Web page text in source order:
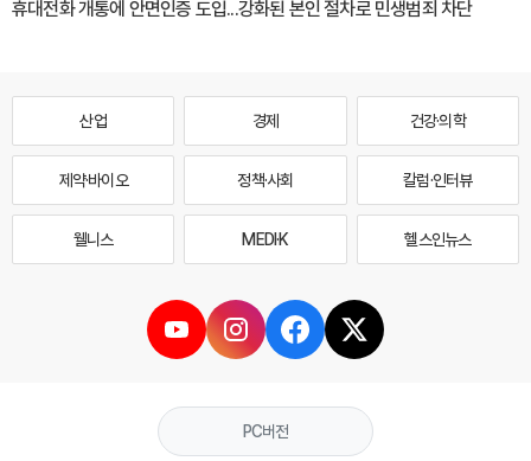
휴대전화 개통에 안면인증 도입...강화된 본인 절차로 민생범죄 차단
산업 경제 건강·의학
제약·바이오 정책·사회 칼럼·인터뷰
웰니스 MEDI·K 헬스인뉴스
PC버전